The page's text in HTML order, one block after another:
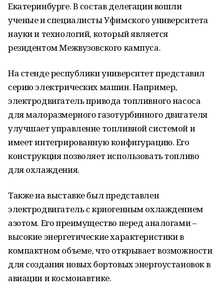
Екатеринбурге. В состав делегации вошли
ученые и специалисты Уфимского университета
науки и технологий, который является
резидентом Межвузовского кампуса.
На стенде республики университет представил
серию электрических машин. Например,
электродвигатель привода топливного насоса
для малоразмерного газотурбинного двигателя
улучшает управление топливной системой и
имеет интегрированную конфигурацию. Его
конструкция позволяет использовать топливо
для охлаждения.
Также на выставке был представлен
электродвигатель с криогенным охлаждением
азотом. Его преимущество перед аналогами –
высокие энергетические характеристики в
компактном объеме, что открывает возможности
для создания новых бортовых энергоустановок в
авиации и космонавтике.